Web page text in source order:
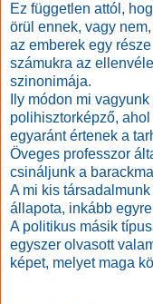
Ez független attól,
örül ennek, vagy
az emberek egy
számukra az
szinonimája.
Ily módon mi
polihisztorképző,
egyaránt értenek a
Öveges professzor
csináljunk a
A mi kis
állapota, inkább
A politikus másik
egyszer olvasott
képet, melyet maga